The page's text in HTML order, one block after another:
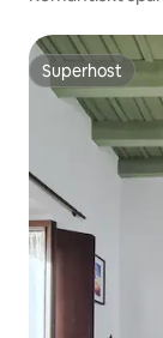
Superhost
Superhost